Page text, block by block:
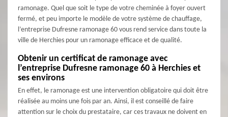
ramonage. Quel que soit le type de votre cheminée à foyer ouvert
fermé, et peu importe le modèle de votre système de chauffage,
l’entreprise Dufresne ramonage 60 vous rend service dans toute la
ville de Herchies pour un ramonage efficace et de qualité.
Obtenir un certificat de ramonage avec
l’entreprise Dufresne ramonage 60 à Herchies et
ses environs
En effet, le ramonage est une intervention obligatoire qui doit être
réalisée au moins une fois par an. Ainsi, il est conseillé de faire
attention sur le choix du prestataire, car ces travaux ne doivent en